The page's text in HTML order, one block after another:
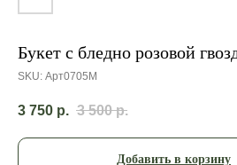
Букет с бледно розовой
SKU: Арт0705М
3 750 р. 3 500 р.
Добавить в корзину